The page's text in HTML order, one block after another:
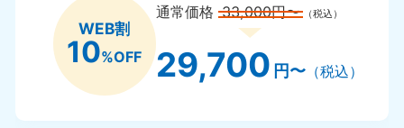
WEB割
10%OFF
通常価格33,000円〜 （税込）
29,700 円〜（税込）